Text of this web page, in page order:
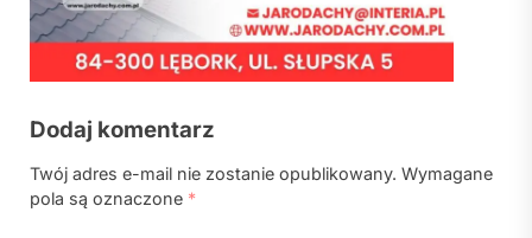
Dodaj komentarz
Twój adres e-mail nie zostanie opublikowany. Wymagane
pola są oznaczone *